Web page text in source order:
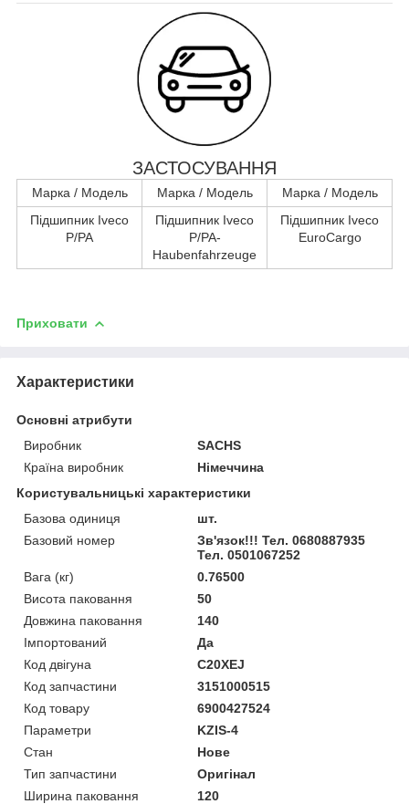
ЗАСТОСУВАННЯ
Марка / Модель Марка / Модель
Марка / Модель
Підшипник Iveco
P/PA
Підшипник Iveco
P/PA-
Haubenfahrzeuge
Підшипник Iveco
EuroCargo
Приховати
Характеристики
Основні атрибути
Виробник
SACHS
Країна виробник
Німеччина
Користувальницькі характеристики
Базова одиниця
шт.
Базовий номер
Зв'язок!!! Тел. 0680887935
Тел. 0501067252
Вага (кг)
0.76500
Висота паковання
50
Довжина паковання
140
Імпортований
Да
Код двігуна
C20XEJ
Код запчастини
3151000515
Код товару
6900427524
Параметри
KZIS-4
Стан
Нове
Тип запчастини
Оригінал
Ширина паковання
120